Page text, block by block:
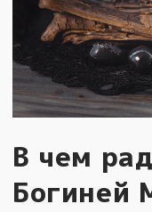
В чем
Богиней